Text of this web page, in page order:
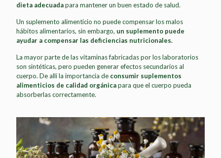
dieta adecuadapara mantener un buen estado de salud.
Un suplemento alimenticio no puede compensar los malos
hábitos alimentarios, sin embargo, un suplemento puede
ayudar a compensar las deficiencias nutricionales.
La mayor parte de las vitaminas fabricadas por los laboratorios
son sintéticas, pero pueden generar efectos secundarios al
cuerpo. De allí la importancia de consumir suplementos
alimenticios de calidad orgánicapara que el cuerpo pueda
absorberlas correctamente.